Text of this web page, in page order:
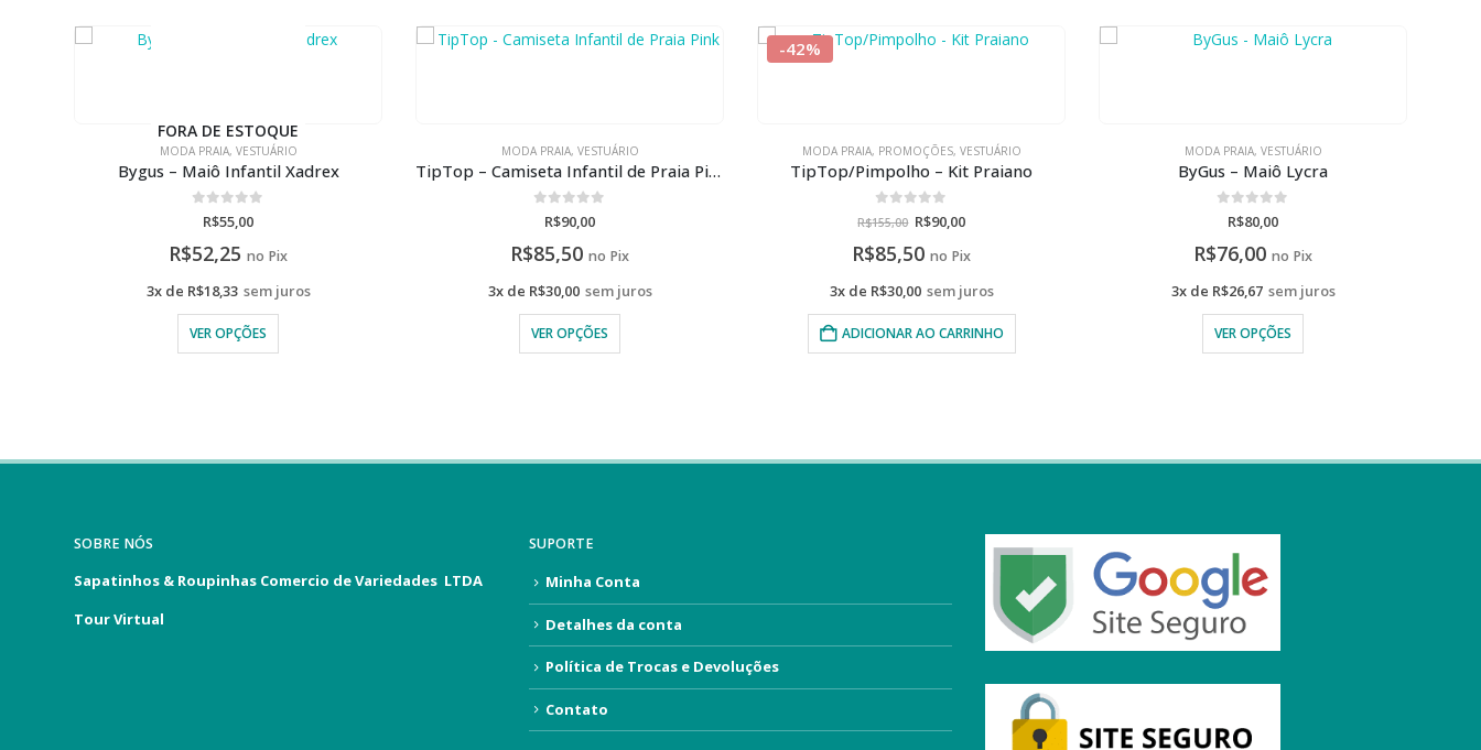
MODA PRAIA, VESTUÁRIO
de 5
R$90,00
R$85,50 no Pix
3x de R$30,00 sem juros
VER OPÇÕES
-42%
MODA PRAIA,PROMOÇÕES,VESTUÁRIO
TipTop/Pimpolho – Kit Praiano
de 5
155,00 R$90,00
R$85,50 no Pix
3x de R$30,00 sem juros
ADICIONAR AO CARRINHO
MODA PRAIA,VESTUÁRIO
ByGus – Maiô Lycra
de 5
R$80,00
R$76,00 no Pix
3x de R$26,67 sem juros
VER OPÇÕES
MODA PRAIA, VESTUÁRIO
Puc/Pimpolho – Kit Praia
de 5
R$120,00
R$114,00 no Pix
3x de R$40,00 sem juros
LER MAIS
SOBRE NÓS
Sapatinhos & Roupinhas Comercio de Variedades LTDA
Tour Virtual
SUPORTE
Minha Conta
Detalhes da conta
Política de Trocas e Devoluções
Contato